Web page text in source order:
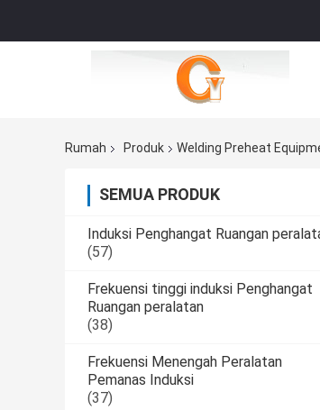
Rumah Produk Welding Preheat
SEMUA PRODUK
Induksi Penghangat Ruangan
(57)
Frekuensi tinggi induksi Penghangat
Ruangan peralatan
(38)
Frekuensi Menengah Peralatan
Pemanas Induksi
(37)